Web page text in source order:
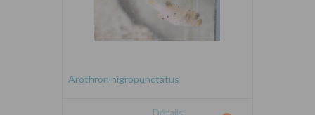
Arothron nigropunctatus
Détails